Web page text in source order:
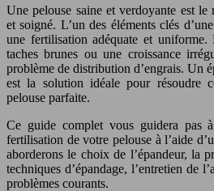
Une pelouse saine et verdoyante est le
et soigné. L’un des éléments clés
une fertilisation adéquate et uniforme.
taches brunes ou une croissance
problème de distribution d’engrais. Un
est la solution idéale pour résoudre
pelouse parfaite.
Ce guide complet vous guidera pas
fertilisation de votre pelouse à l’aide
aborderons le choix de l’épandeur, la
techniques d’épandage, l’entretien de
problèmes courants.